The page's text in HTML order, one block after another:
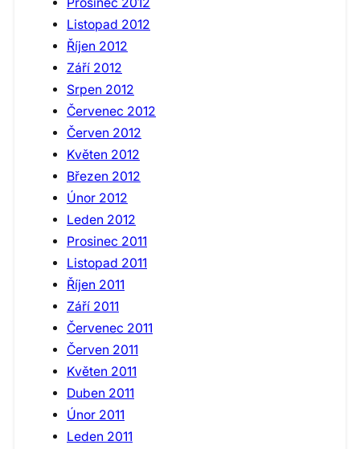
Listopad 2012
Říjen 2012
Září 2012
Srpen 2012
Červenec 2012
Červen 2012
Květen 2012
Březen 2012
Únor 2012
Leden 2012
Prosinec 2011
Listopad 2011
Říjen 2011
Září 2011
Červenec 2011
Červen 2011
Květen 2011
Duben 2011
Únor 2011
Leden 2011